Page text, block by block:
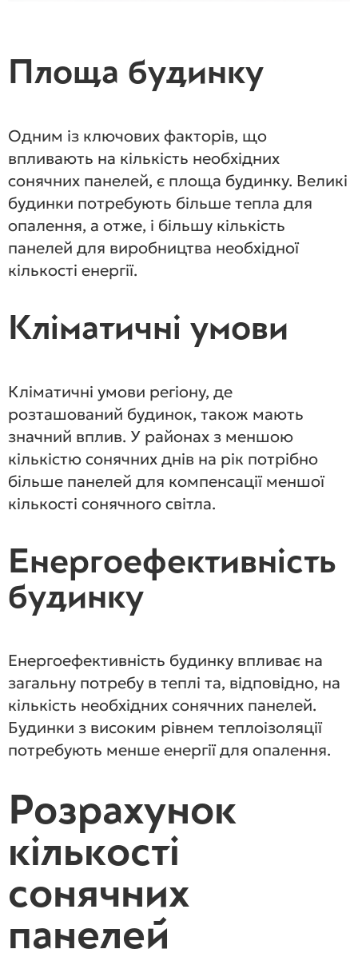
Площа будинку
Одним із ключових факторів, що
впливають на кількість необхідних
сонячних панелей, є площа будинку. Великі
будинки потребують більше тепла для
опалення, а отже, і більшу кількість
панелей для виробництва необхідної
кількості енергії.
Кліматичні умови
Кліматичні умови регіону, де
розташований будинок, також мають
значний вплив. У районах з меншою
кількістю сонячних днів на рік потрібно
більше панелей для компенсації меншої
кількості сонячного світла.
Енергоефективність
будинку
Енергоефективність будинку впливає на
загальну потребу в теплі та, відповідно, на
кількість необхідних сонячних панелей.
Будинки з високим рівнем теплоізоляції
потребують менше енергії для опалення.
Розрахунок
кількості
сонячних
панелей